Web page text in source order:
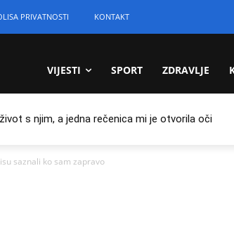
PRIVATNOSTI KONTAKT
VIJESTI SPORT ZDRAVLJE
s njim, a jedna rečenica mi je otvorila oči
saznali ko sam zapravo